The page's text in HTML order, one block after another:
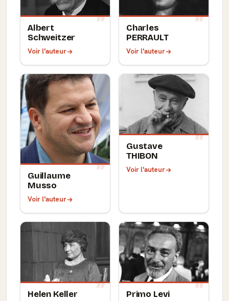
Albert
Schweitzer
Voir l'auteur
Charles
PERRAULT
Voir l'auteur
Guillaume
Musso
Voir l'auteur
Gustave
THIBON
Voir l'auteur
Helen Keller Primo Levi